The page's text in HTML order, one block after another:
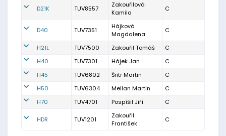
D21K TUV8557
Zakouřilová
Kamila
C
D40 TUV7351
Hájková
Magdalena
C
H21L TUV7500 Zakouřil Tomáš
C
H40
TUV7301 Hájek Jan
C
H45
TUV6802 Šritr Martin
C
H50
TUV6304 Mellan Martin
C
H70
TUV4701 Pospíšil Jiří C
HDR TUV1201
Zakouřil
František
C